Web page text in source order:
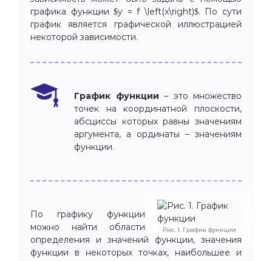
графика функции $y = f \left(x\right)$. По сути
график является графической иллюстрацией
некоторой зависимости.
График функции – это множество
точек на координатной плоскости,
абсциссы которых равны значениям
аргумента, а ординаты – значениям
функции.
Рис. 1. График функции
По графику функции
можно найти области
определения и значений функции, значения
функции в некоторых точках, наибольшее и